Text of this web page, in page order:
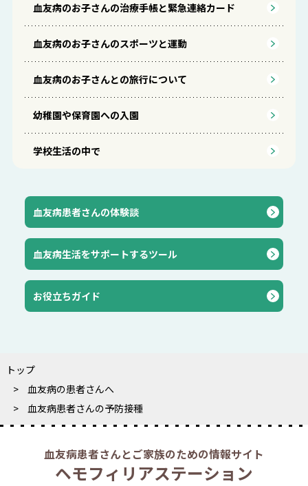
血友病のお子さんの治療手帳と緊急連絡カード
血友病のお子さんのスポーツと運動
血友病のお子さんとの旅行について
幼稚園や保育園への入園
学校生活の中で
血友病患者さんの体験談
血友病生活をサポートするツール
お役立ちガイド
トップ
血友病の患者さんへ
血友病患者さんの予防接種
血友病患者さんとご家族のための情報サイト
ヘモフィリアステーション